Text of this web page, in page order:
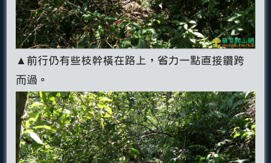
▲前行仍有些枝幹橫在路上，省力一點直接鑽跨
而過。